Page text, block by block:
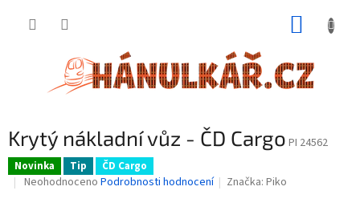
Krytý nákladní vůz - ČD Cargo PI 24562
Novinka Tip ČD Cargo
Průměrné
Neohodnoceno Podrobnosti hodnocení Značka:Piko